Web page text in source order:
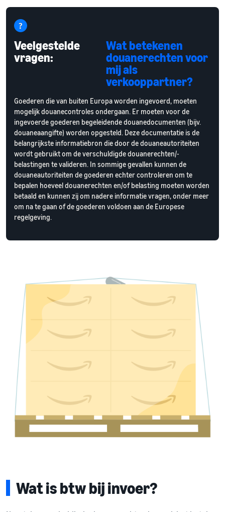
Veelgestelde
vragen:
Wat betekenen
douanerechten voor
mij als
verkooppartner?
Goederen die van buiten Europa worden ingevoerd, moeten
mogelijk douanecontroles ondergaan. Er moeten voor de
ingevoerde goederen begeleidende douanedocumenten (bijv.
douaneaangifte) worden opgesteld. Deze documentatie is de
belangrijkste informatiebron die door de douaneautoriteiten
wordt gebruikt om de verschuldigde douanerechten/-
belastingen te valideren. In sommige gevallen kunnen de
douaneautoriteiten de goederen echter controleren om te
bepalen hoeveel douanerechten en/of belasting moeten worden
betaald en kunnen zij om nadere informatie vragen, onder meer
om na te gaan of de goederen voldoen aan de Europese
regelgeving.
Wat is btw bij invoer?